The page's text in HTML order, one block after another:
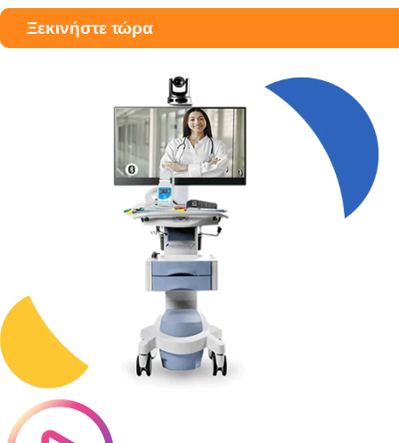
Ξεκινήστε τώρα